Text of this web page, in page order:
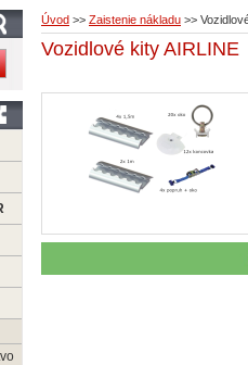
Úvod >> Zaistenie nákladu >>
Vozidlové kity AIRLINE